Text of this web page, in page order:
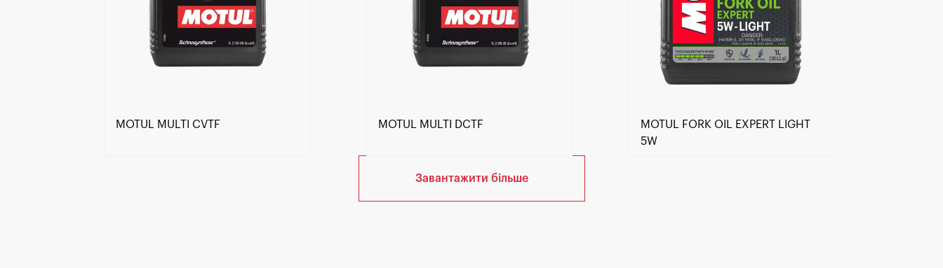
MOTUL MULTI CVTF MOTUL MULTI DCTF
MOTUL FORK OIL EXPERT LIGHT
5W
Завантажити більше